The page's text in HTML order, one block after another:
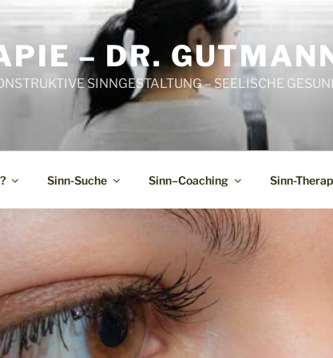
– DR.
SINNGESTALTUNG – SEELISCHE
Sinn-Suche Sinn–Coaching Sinn-